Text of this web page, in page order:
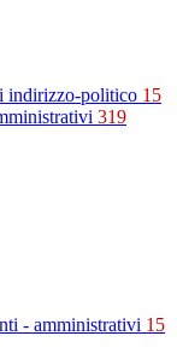
indirizzo-politico 15
319
- amministrativi 15